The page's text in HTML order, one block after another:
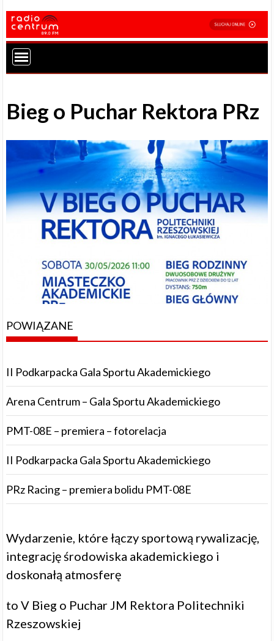
Bieg o Puchar Rektora PRz
POWIĄZANE
II Podkarpacka Gala Sportu Akademickiego
Arena Centrum – Gala Sportu Akademickiego
PMT-08E – premiera – fotorelacja
II Podkarpacka Gala Sportu Akademickiego
PRz Racing – premiera bolidu PMT-08E
Wydarzenie, które łączy sportową rywalizację,
integrację środowiska akademickiego i
doskonałą atmosferę
to V Bieg o Puchar JM Rektora Politechniki
Rzeszowskiej